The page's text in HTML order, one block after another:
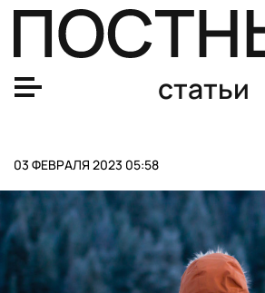
статьи
03 ФЕВРАЛЯ 2023 05:58
Тест. Какие команды Лионель